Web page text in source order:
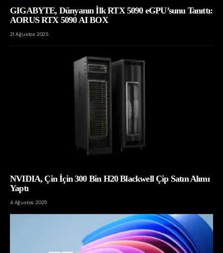
GIGABYTE, Dünyanın İlk RTX 5090 eGPU’sunu Tanıttı:
AORUS RTX 5090 AI BOX
21 Ağustos 2025
NVIDIA, Çin İçin 300 Bin H20 Blackwell Çip Satın Alımı
Yaptı
4 Ağustos 2025